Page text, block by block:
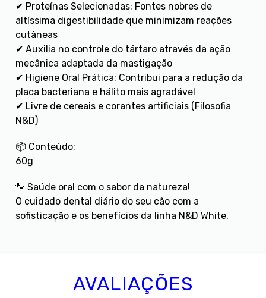
✔ Proteínas Selecionadas: Fontes nobres de
altíssima digestibilidade que minimizam reações
cutâneas
✔ Auxilia no controle do tártaro através da ação
mecânica adaptada da mastigação
✔ Higiene Oral Prática: Contribui para a redução da
placa bacteriana e hálito mais agradável
✔ Livre de cereais e corantes artificiais (Filosofia
N&D)
📦 Conteúdo:
60g
🐾 Saúde oral com o sabor da natureza!
O cuidado dental diário do seu cão com a
sofisticação e os benefícios da linha N&D White.
AVALIAÇÕES